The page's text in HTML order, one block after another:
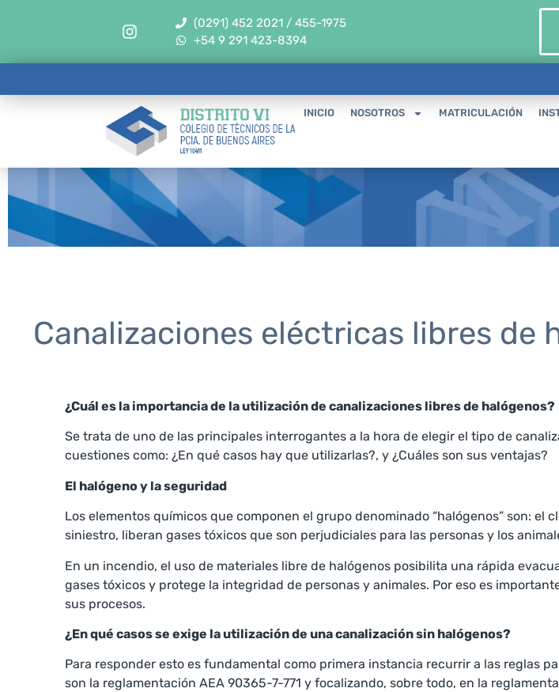
(0291) 452 2021 / 455-1975
+54 9 291 423-8394
INICIO NOSOTROS MATRICULACIÓN
Canalizaciones eléctricas libres de
¿Cuál es la importancia de la utilización de canalizaciones libres de halógenos?
Se trata de uno de las principales interrogantes a la hora de elegir el tipo de
cuestiones como: ¿En qué casos hay que utilizarlas?, y ¿Cuáles son sus ventajas?
El halógeno y la seguridad
Los elementos químicos que componen el grupo denominado “halógenos” son: el
siniestro, liberan gases tóxicos que son perjudiciales para las personas y los
En un incendio, el uso de materiales libre de halógenos posibilita una rápida
gases tóxicos y protege la integridad de personas y animales. Por eso es
sus procesos.
¿En qué casos se exige la utilización de una canalización sin halógenos?
Para responder esto es fundamental como primera instancia recurrir a las reglas
son la reglamentación AEA 90365-7-771 y focalizando, sobre todo, en la